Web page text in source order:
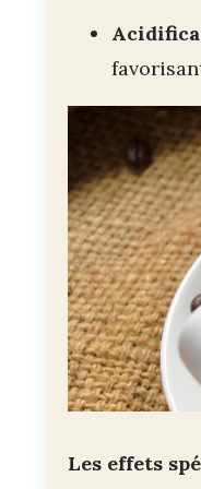
Les effets